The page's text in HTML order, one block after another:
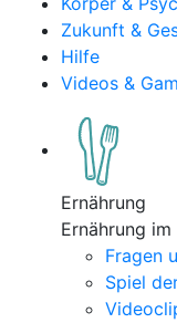
Zukunft &
Hilfe
Videos &
Ernährung
Ernährung
Fragen
Spiel